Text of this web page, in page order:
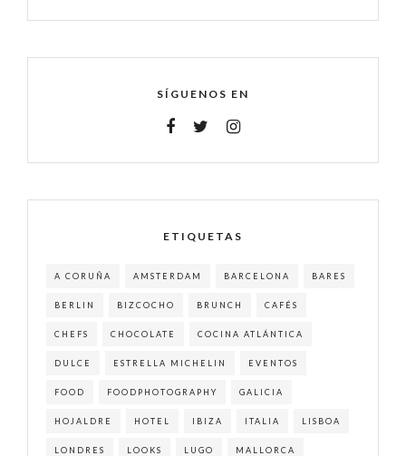
SÍGUENOS EN
ETIQUETAS
A CORUÑA AMSTERDAM BARCELONA BARES
BERLIN BIZCOCHO BRUNCH CAFÉS
CHEFS CHOCOLATE COCINA ATLÁNTICA
DULCE ESTRELLA MICHELIN EVENTOS
FOOD FOODPHOTOGRAPHY GALICIA
HOJALDRE HOTEL IBIZA ITALIA LISBOA
LONDRES LOOKS LUGO MALLORCA